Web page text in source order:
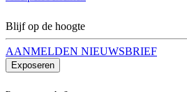
Blijf op de hoogte
AANMELDEN NIEUWSBRIEF
Exposeren